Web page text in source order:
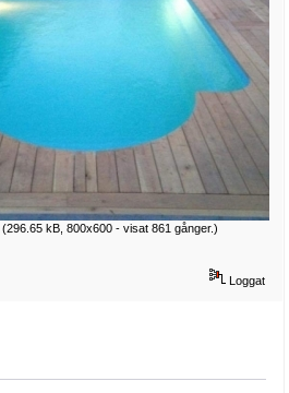
(296.65 kB, 800x600 - visat 861 gånger.)
Loggat